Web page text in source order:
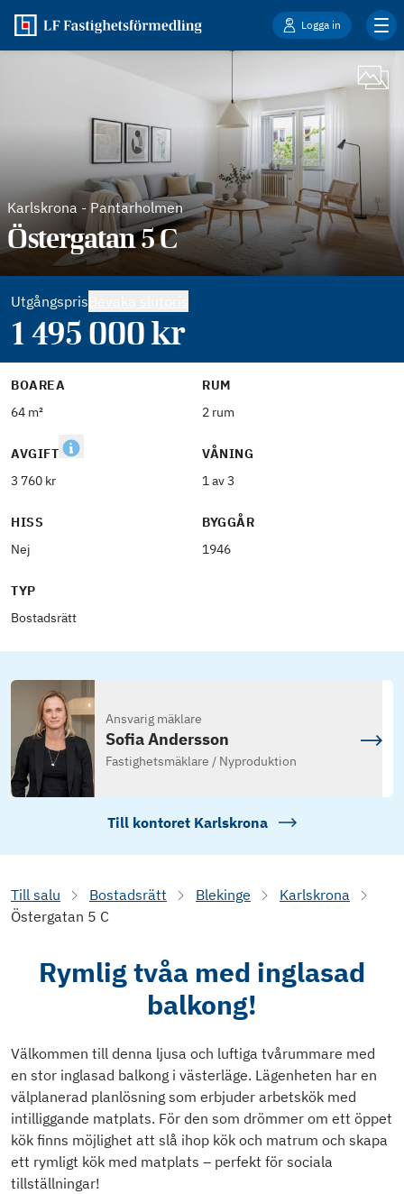
Logga in
Karlskrona - Pantarholmen
Östergatan 5 C
Utgångspris
1 495 000kr
BOAREA
64 m²
RUM
2 rum
AVGIFT
3 760 kr
VÅNING
1 av 3
HISS
Nej
BYGGÅR
1946
TYP
Bostadsrätt
Ansvarig mäklare
Sofia Andersson
Fastighetsmäklare / Nyproduktion
Till kontoret Karlskrona
Till salu Bostadsrätt Blekinge
Karlskrona
Östergatan 5 C
Rymlig tvåa med inglasad
balkong!
Välkommen till denna ljusa och luftiga tvårummare med
en stor inglasad balkong i västerläge. Lägenheten har en
välplanerad planlösning som erbjuder arbetskök med
intilliggande matplats. För den som drömmer om ett öppet
kök finns möjlighet att slå ihop kök och matrum och skapa
ett rymligt kök med matplats – perfekt för sociala
tillställningar!